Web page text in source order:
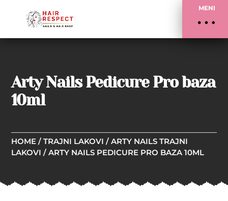
MENI
Arty Nails Pedicure Pro baza
10ml
HOME /TRAJNI LAKOVI /ARTY NAILS TRAJNI
LAKOVI / ARTY NAILS PEDICURE PRO BAZA 10ML